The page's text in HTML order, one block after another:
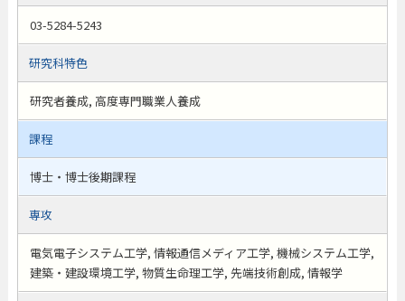
03-5284-5243
研究科特色
研究者養成, 高度専門職業人養成
課程
博士・博士後期課程
専攻
電気電子システム工学, 情報通信メディア工学, 機械システム工学,
建築・建設環境工学, 物質生命理工学, 先端技術創成, 情報学